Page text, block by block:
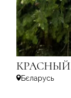
КРАСНЫЙ
Бєларусь